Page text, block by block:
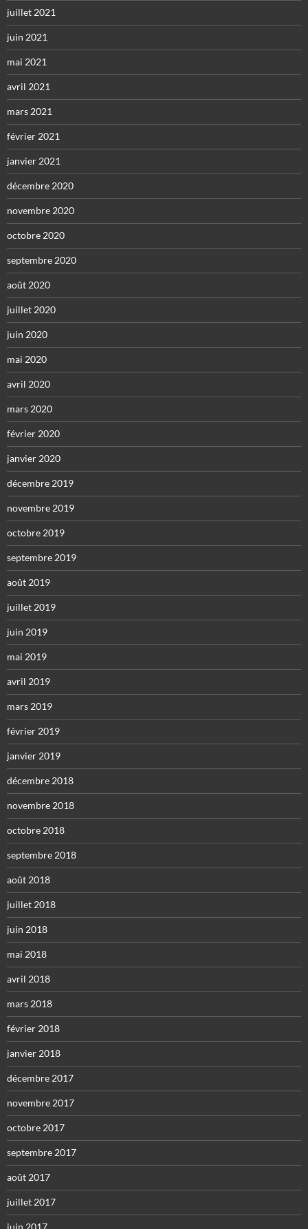
juillet 2021
juin 2021
mai 2021
avril 2021
mars 2021
février 2021
janvier 2021
décembre 2020
novembre 2020
octobre 2020
septembre 2020
août 2020
juillet 2020
juin 2020
mai 2020
avril 2020
mars 2020
février 2020
janvier 2020
décembre 2019
novembre 2019
octobre 2019
septembre 2019
août 2019
juillet 2019
juin 2019
mai 2019
avril 2019
mars 2019
février 2019
janvier 2019
décembre 2018
novembre 2018
octobre 2018
septembre 2018
août 2018
juillet 2018
juin 2018
mai 2018
avril 2018
mars 2018
février 2018
janvier 2018
décembre 2017
novembre 2017
octobre 2017
septembre 2017
août 2017
juillet 2017
juin 2017